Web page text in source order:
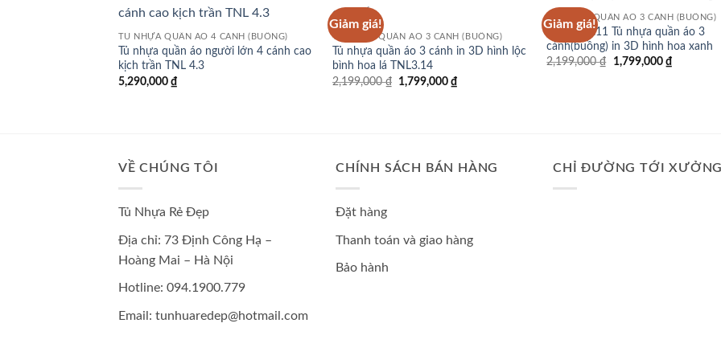
TỦ NHỰA QUẦN ÁO 4 CÁNH (BUỒNG)
Tủ nhựa quần áo người lớn 4 cánh cao
kịch trần TNL 4.3
5,290,000 ₫
Giảm giá!
TỦ NHỰA QUẦN ÁO 3 CÁNH (BUỒNG)
Tủ nhựa quần áo 3 cánh in 3D hình lộc
bình hoa lá TNL3.14
2,199,000₫ Giá
1,799,000₫
Giảm giá!
TỦ NHỰA QUẦN ÁO 3 CÁNH (BUỒNG)
Mã TNL3.11 Tủ nhựa quần áo 3
cánh(buồng) in 3D hình hoa xanh
2,199,000₫
Giá
1,799,000 ₫Giá
VỀ CHÚNG TÔI
Tủ Nhựa Rẻ Đẹp
Địa chỉ: 73 Định Công Hạ –
Hoàng Mai – Hà Nội
Hotline: 094.1900.779
Email: tunhuaredep@hotmail.com
CHÍNH SÁCH BÁN HÀNG
Đặt hàng
Thanh toán và giao hàng
Bảo hành
CHỈ ĐƯỜNG TỚI XƯỞNG